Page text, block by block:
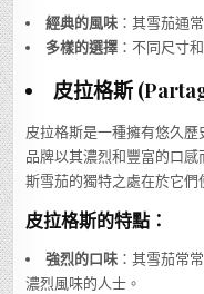
經典的風味 ：其雪茄通
多樣的選擇 ：不同尺寸
皮拉格斯
皮拉格斯是一種擁有悠久
品牌以其濃烈和豐富的口
斯雪茄的獨特之處在於它們
皮拉格斯的特點：
強烈的口味 ：其雪茄常
濃烈風味的人士。